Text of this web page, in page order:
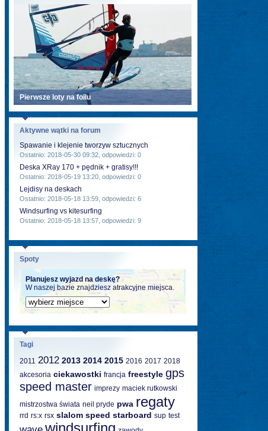
Pierwsze loty na foilu
Aktywne wątki na forum
Spawanie i klejenie tworzyw sztucznych
Ostatnio: 2018-05-30 09:32, odpowiedzi: 0
Deska XRay 170 + pędnik + gratisy!!!
Ostatnio: 2018-05-19 13:20, odpowiedzi: 0
Lejdisy na deskach
Ostatnio: 2018-05-18 13:59, odpowiedzi: 6
Windsurfing vs kitesurfing
Ostatnio: 2018-05-18 13:57, odpowiedzi: 9
Spoty
Planujesz wyjazd na deskę?
W naszej bazie znajdziesz atrakcyjne miejsca.
Tagi
2011 2012 2013 2014 2015 2016 2017 2018
akcesoria ciekawostki francja freestyle gps
speed master imprezy maciek rutkowski
mistrzostwa świata neil pryde pwa regaty
rrd rs:x rsx slalom speed starboard sup test
windsurfing